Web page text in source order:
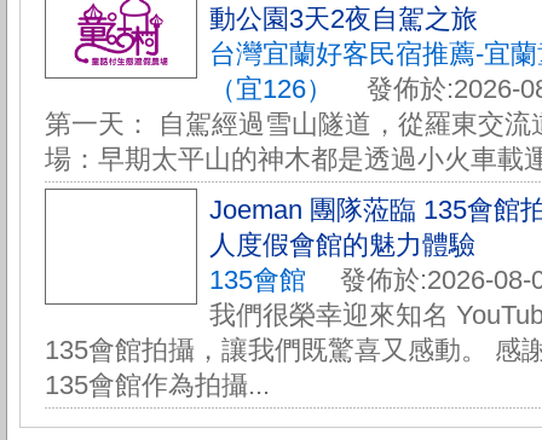
動公園3天2夜自駕之旅
台灣宜蘭好客民宿推薦-宜
（宜126）
發佈於:2026-
第一天： 自駕經過雪山隧道，從羅東交流
場：早期太平山的神木都是透過小火車載
Joeman 團隊蒞臨 135會館
人度假會館的魅力體驗
135會館 發佈於:2026-08-
我們很榮幸迎來知名
135會館拍攝，讓我們既驚喜又感動。 感
135會館作為拍攝...